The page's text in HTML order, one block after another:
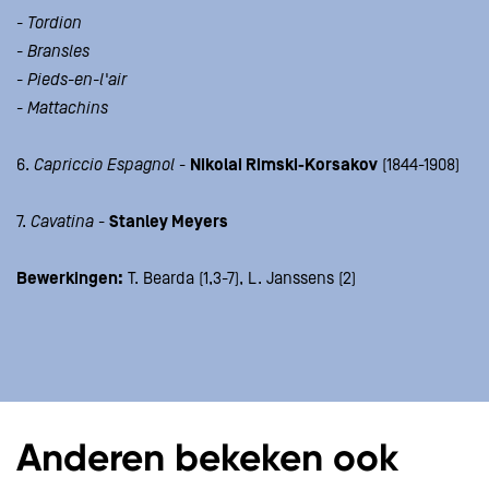
- Tordion
- Bransles
- Pieds-en-l'air
- Mattachins
6. Capriccio Espagnol - Nikolai Rimski-Korsakov (1844-1908)
7. Cavatina - Stanley Meyers
Bewerkingen: T. Bearda (1,3-7), L. Janssens (2)
Anderen bekeken ook